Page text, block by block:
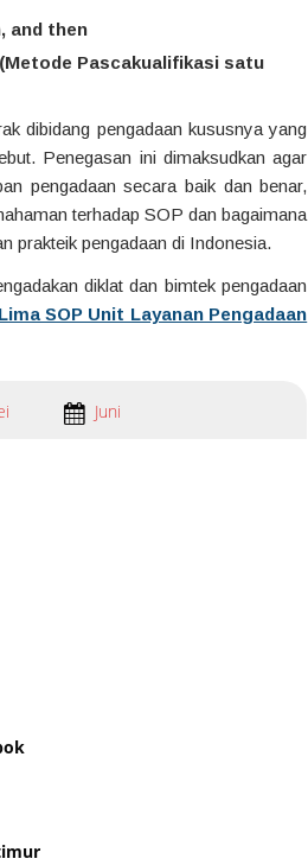
and then
Pascakualifikasi satu
dibidang pengadaan kususnya yang
Penegasan ini dimaksudkan agar
pengadaan secara baik dan benar,
terhadap SOP dan bagaimana
prakteik pengadaan di Indonesia.
diklat dan bimtek pengadaan
SOP Unit Layanan Pengadaan
Juni